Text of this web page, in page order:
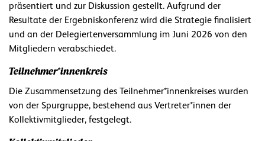
präsentiert und zur Diskussion gestellt. Aufgrund der
Resultate der Ergebniskonferenz wird die Strategie finalisiert
und an der Delegiertenversammlung im Juni 2026 von den
Mitgliedern verabschiedet.
Teilnehmer*innenkreis
Die Zusammensetzung des Teilnehmer*innenkreises wurden
von der Spurgruppe, bestehend aus Vertreter*innen der
Kollektivmitglieder, festgelegt.